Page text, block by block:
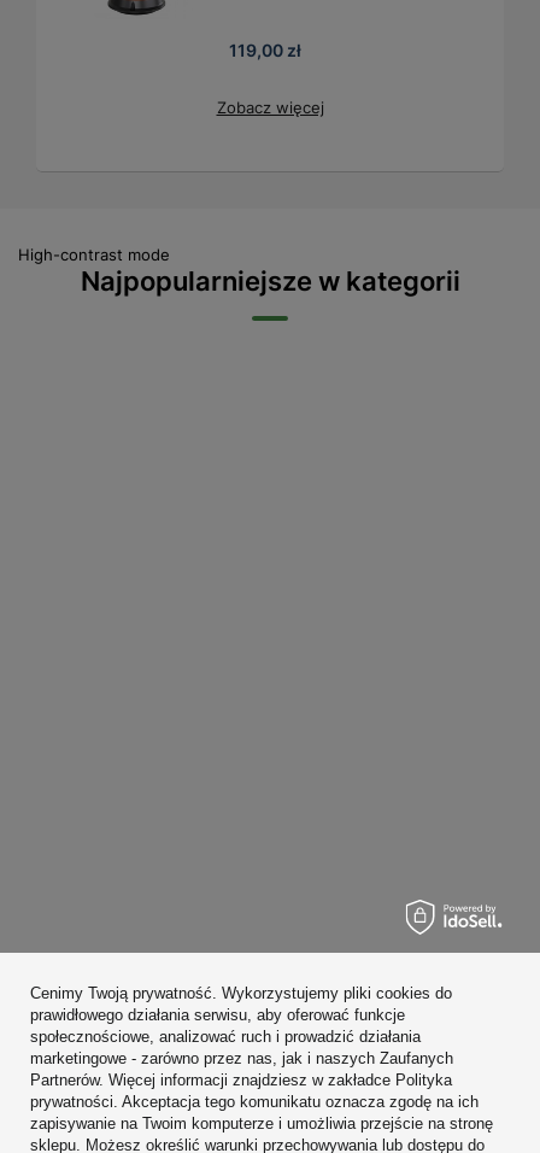
119,00 zł
Zobacz więcej
High-contrast mode
Najpopularniejsze w kategorii
Konto
Regulaminy
Zobacz również
Cenimy Twoją prywatność. Wykorzystujemy pliki cookies do
prawidłowego działania serwisu, aby oferować funkcje
społecznościowe, analizować ruch i prowadzić działania
marketingowe - zarówno przez nas, jak i naszych Zaufanych
Partnerów. Więcej informacji znajdziesz w zakładce Polityka
prywatności. Akceptacja tego komunikatu oznacza zgodę na ich
zapisywanie na Twoim komputerze i umożliwia przejście na stronę
sklepu. Możesz określić warunki przechowywania lub dostępu do